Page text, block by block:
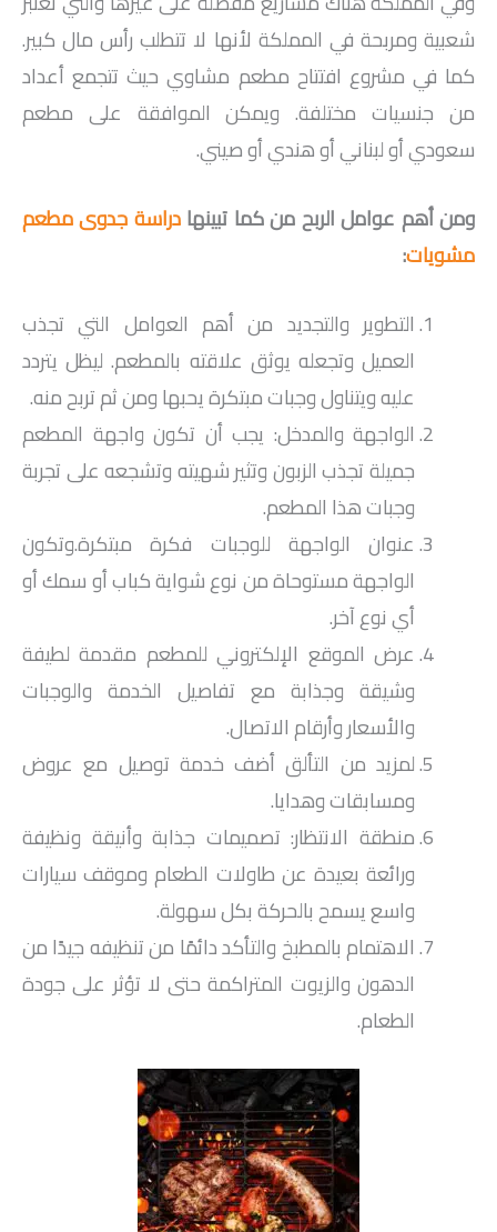
شعبية ومربحة في المملكة لأنها لا تتطلب رأس مال كبير.
كما في مشروع افتتاح مطعم مشاوي حيث تتجمع أعداد
من جنسيات مختلفة. ويمكن الموافقة على مطعم
سعودي أو لبناني أو هندي أو صيني.
ومن أهم عوامل الربح من كما تبينهادراسة جدوى مطعم
مشويات:
التطوير والتجديد من أهم العوامل التي تجذب
العميل وتجعله يوثق علاقته بالمطعم. ليظل يتردد
عليه ويتناول وجبات مبتكرة يحبها ومن ثم تربح منه.
الواجهة والمدخل: يجب أن تكون واجهة المطعم
جميلة تجذب الزبون وتثير شهيته وتشجعه على تجربة
وجبات هذا المطعم.
عنوان الواجهة للوجبات فكرة مبتكرة.وتكون
الواجهة مستوحاة من نوع شواية كباب أو سمك أو
أي نوع آخر.
عرض الموقع الإلكتروني للمطعم مقدمة لطيفة
وشيقة وجذابة مع تفاصيل الخدمة والوجبات
والأسعار وأرقام الاتصال.
لمزيد من التألق أضف خدمة توصيل مع عروض
ومسابقات وهدايا.
منطقة الانتظار: تصميمات جذابة وأنيقة ونظيفة
ورائعة بعيدة عن طاولات الطعام وموقف سيارات
واسع يسمح بالحركة بكل سهولة.
الاهتمام بالمطبخ والتأكد دائمًا من تنظيفه جيدًا من
الدهون والزيوت المتراكمة حتى لا تؤثر على جودة
الطعام.